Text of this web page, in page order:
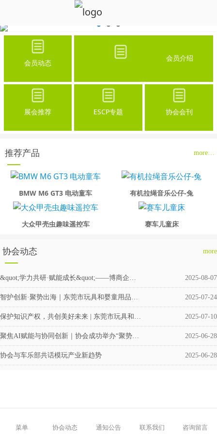
会员动态
会员介绍
展会推荐 ESCP专题 协会会刊
推荐产品 more…
BMW M6 GT3 电动童车 有机拉绳音乐公仔-兔
大众甲壳虫趣味遥控车 赛车儿童床
协会动态 more
&quot;学力共研·赋能成长&quot;——博商企业交流会圆满举行 2025-08-07
智护创新·聚势出海｜东莞市玩具和婴童用品企业涉外知识产权交流会成功举办 2025-07-24
保护知识产权，共创美好未来 | 东莞市玩具和婴童用品协会积极筹备成立维权援助工作站 2025-07-10
聚焦AI赋能与协同创新｜协会成功举办“聚势·共赢”企业交流活动 2025-06-28
协会与车乐部共话模玩产业新趋势 2025-06-28
菜单 协会动态 通知公告 联系我们 咨询留言